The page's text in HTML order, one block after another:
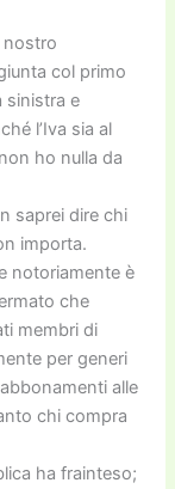
nostro
col primo
sinistra e
l’Iva sia al
ho nulla da
saprei dire chi
importa.
notoriamente è
che
membri di
per generi
alle
chi compra
ha frainteso;